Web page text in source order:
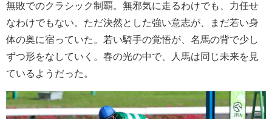
無敗でのクラシック制覇。無邪気に走るわけでも、力任せ
なわけでもない。ただ決然とした強い意志が、まだ若い身
体の奥に宿っていた。若い騎手の覚悟が、名馬の背で少し
ずつ形をなしていく。春の光の中で、人馬は同じ未来を見
ているようだった。